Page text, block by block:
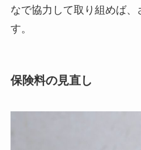
なで協力して取り組めば、
す。
保険料の見直し